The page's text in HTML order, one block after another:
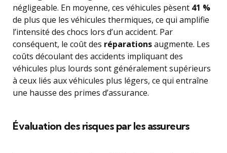
négligeable. En moyenne, ces véhicules pèsent 41 %
de plus que les véhicules thermiques, ce qui amplifie
l’intensité des chocs lors d’un accident. Par
conséquent, le coût des réparationsaugmente. Les
coûts découlant des accidents impliquant des
véhicules plus lourds sont généralement supérieurs
à ceux liés aux véhicules plus légers, ce qui entraîne
une hausse des primes d’assurance.
Évaluation des risques par les assureurs